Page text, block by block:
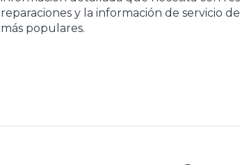
reparaciones y la información de servicio
más populares.